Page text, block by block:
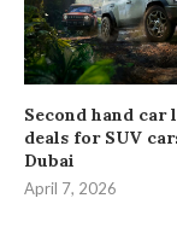
Second hand car
deals for SUV
Dubai
April 7, 2026